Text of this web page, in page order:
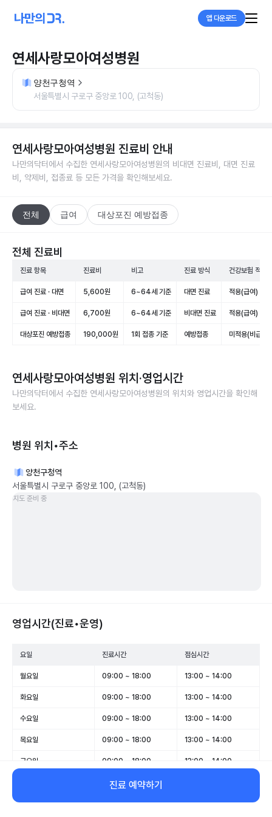
앱 다운로드
연세사랑모아여성병원
양천구청역
서울특별시 구로구 중앙로 100, (고척동)
연세사랑모아여성병원 진료비 안내
나만의닥터에서 수집한 연세사랑모아여성병원의 비대면 진료비, 대면 진료
비, 약제비, 접종료 등 모든 가격을 확인해보세요.
전체 급여 대상포진 예방접종
전체 진료비
진료 항목 진료비 비고 진료 방식 건강보험 적용
급여 진료 · 대면 5,600원 6~64세 기준 대면 진료 적용(급여)
급여 진료 · 비대면 6,700원 6~64세 기준 비대면 진료 적용(급여)
대상포진 예방접종 190,000원 1회 접종 기준 예방접종 미적용(비급여)
연세사랑모아여성병원 위치·영업시간
나만의닥터에서 수집한 연세사랑모아여성병원의 위치와 영업시간을 확인해
보세요.
병원 위치•주소
양천구청역
서울특별시 구로구 중앙로 100, (고척동)
지도 준비 중
영업시간(진료•운영)
요일 진료시간 점심시간
월요일 09:00 ~ 18:00 13:00 ~ 14:00
화요일 09:00 ~ 18:00 13:00 ~ 14:00
수요일 09:00 ~ 18:00 13:00 ~ 14:00
목요일 09:00 ~ 18:00 13:00 ~ 14:00
금요일 09:00 ~ 18:00 13:00 ~ 14:00
09:00 ~ 14:00
일요일 휴무 -
진료 예약하기